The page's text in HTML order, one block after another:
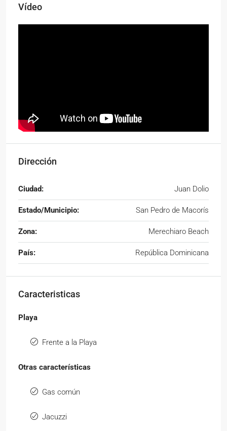
Vídeo
Dirección
Ciudad: Juan Dolio
Estado/Municipio: San Pedro de Macorís
Zona: Merechiaro Beach
País: República Dominicana
Caracteristicas
Playa
Frente a la Playa
Otras características
Gas común
Jacuzzi